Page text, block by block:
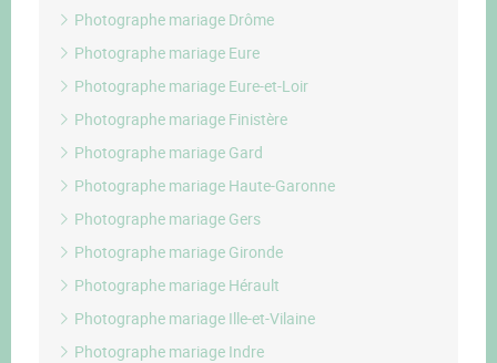
Photographe mariage Drôme
Photographe mariage Eure
Photographe mariage Eure-et-Loir
Photographe mariage Finistère
Photographe mariage Gard
Photographe mariage Haute-Garonne
Photographe mariage Gers
Photographe mariage Gironde
Photographe mariage Hérault
Photographe mariage Ille-et-Vilaine
Photographe mariage Indre